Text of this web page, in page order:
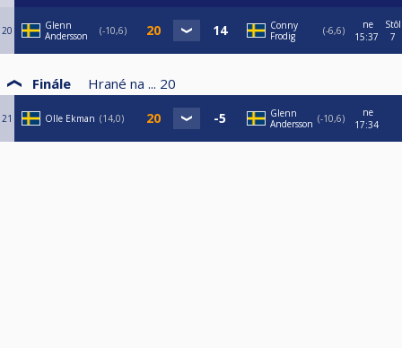
20
Glenn
Andersson
-10,6
Conny
Frodig
-6,6
ne
15:37
Stôl
7
Finále Hrané na ... 20
21 Olle Ekman 14,0
Glenn
Andersson
-10,6
ne
17:34